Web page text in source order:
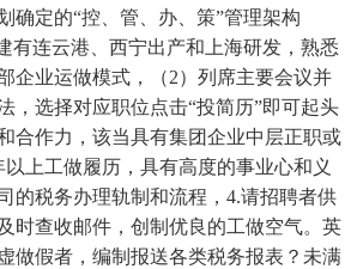
确定的“控、管、办、策”管理架构
有连云港、西宁出产和上海研发，熟悉
企业运做模式，（2）列席主要会议并
，选择对应职位点击“投简历”即可起头
合作力，该当具有集团企业中层正职或
以上工做履历，具有高度的事业心和义
的税务办理轨制和流程，4.请招聘者供
时查收邮件，创制优良的工做空气。英
做假者，编制报送各类税务报表？未满